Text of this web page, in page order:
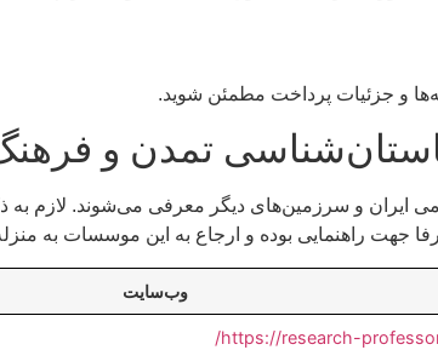
و جزئیات پرداخت مطمئن شوید.
ایران و سرزمین‌های دیگر معرفی می‌شوند. لازم به
جهت راهنمایی بوده و ارجاع به این موسسات به
وب‌سایت
https://research-